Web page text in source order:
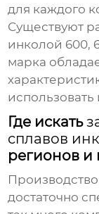
для каждого
Существуют
инколой 600,
марка
использовать
Где искать
сплавов
регионов
достаточно